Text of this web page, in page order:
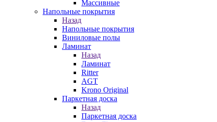
Массивные
Напольные покрытия
Назад
Напольные покрытия
Виниловые полы
Ламинат
Назад
Ламинат
Ritter
AGT
Krono Original
Паркетная доска
Назад
Паркетная доска